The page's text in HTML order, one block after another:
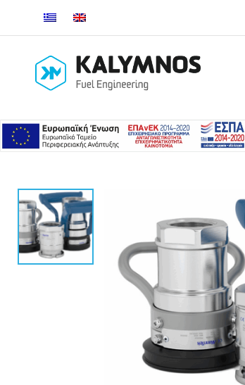
Αρχική σελίδα/Πεδίο εφαρμογής